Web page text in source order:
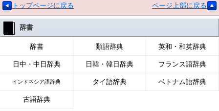
トップページに戻る ページ上部に戻る
辞書
辞書 類語辞典 英和・和英辞典
日中・中日辞典 日韓・韓日辞典 フランス語辞典
インドネシア語辞典 タイ語辞典 ベトナム語辞典
古語辞典